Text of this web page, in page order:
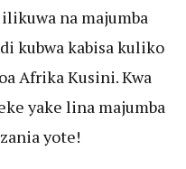
na majumba
kubwa kabisa kuliko
Afrika Kusini. Kwa
yake lina majumba
yote!